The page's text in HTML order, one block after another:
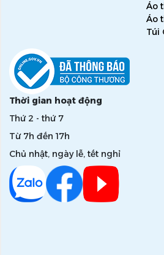
Áo
Áo
Túi
Thời gian hoạt động
Thứ 2 - thứ 7
Từ 7h đến 17h
Chủ nhật, ngày lễ, tết nghỉ